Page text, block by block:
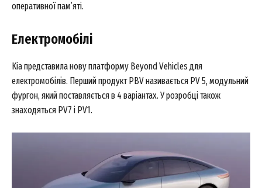
оперативної пам’яті.
Електромобілі
Kia представила нову платформу Beyond Vehicles для
електромобілів. Перший продукт PBV називається PV 5, модульний
фургон, який поставляється в 4 варіантах. У розробці також
знаходяться PV7 і PV1.